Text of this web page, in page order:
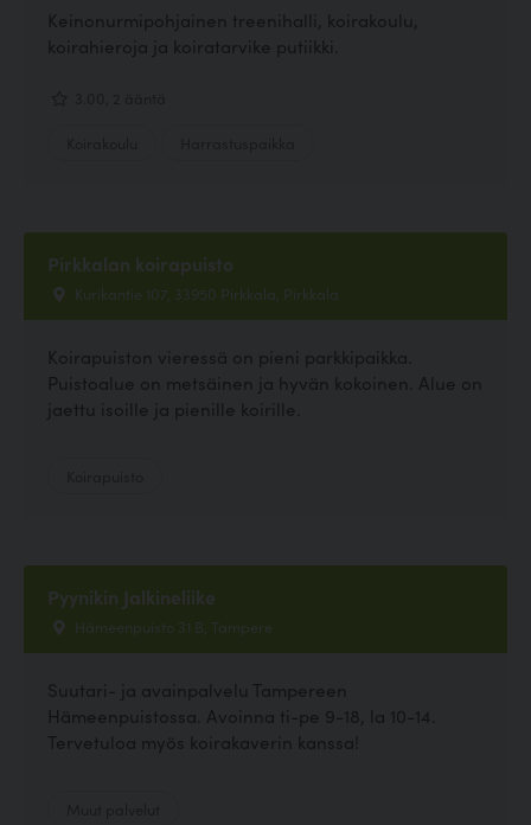
Keinonurmipohjainen treenihalli, koirakoulu,
koirahieroja ja koiratarvike putiikki.
Pirkkalan koirapuisto
Kurikantie 107, 33950 Pirkkala, Pirkkala
Koirapuiston vieressä on pieni parkkipaikka.
Puistoalue on metsäinen ja hyvän kokoinen. Alue on
jaettu isoille ja pienille koirille.
Pyynikin Jalkineliike
Hämeenpuisto 31 B, Tampere
Suutari- ja avainpalvelu Tampereen
Hämeenpuistossa. Avoinna ti-pe 9-18, la 10-14.
Tervetuloa myös koirakaverin kanssa!